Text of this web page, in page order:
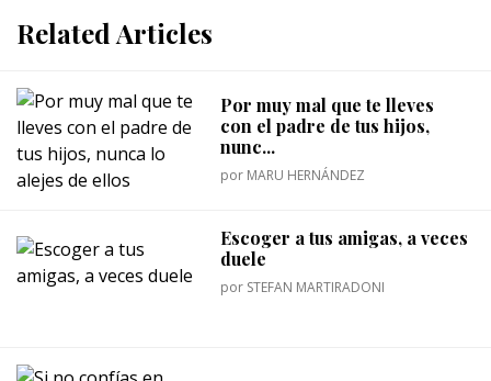
Related Articles
Por muy mal que te lleves
con el padre de tus hijos,
nunc...
por MARU HERNÁNDEZ
Escoger a tus amigas, a veces
duele
por STEFAN MARTIRADONI